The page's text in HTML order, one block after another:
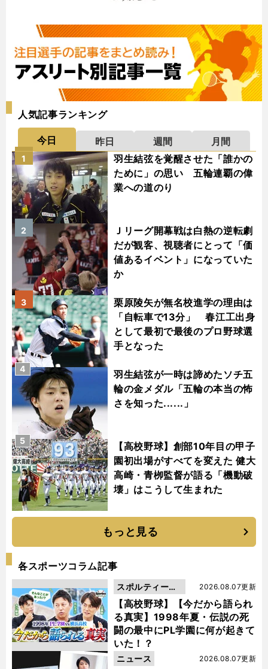
人気記事ランキング
今日 昨日 週間
月間
羽生結弦を覚醒させた「誰かの
ために」の思い 五輪連覇の偉
業への道のり
1
Ｊリーグ開幕戦は白熱の逆転劇
だが観客、視聴者にとって「価
値あるイベント」になっていた
か
2
栗原陵矢が無名校進学の理由は
「自転車で13分」 春江工出身
として最初で最後のプロ野球選
手となった
3
羽生結弦が一時は諦めたソチ五
輪の金メダル「五輪の本当の怖
さを知った......」
4
【高校野球】創部10年目の甲子
園初出場がすべてを変えた 健大
高崎・青栁監督が語る「機動破
壊」はこうして生まれた
5
もっと見る
各スポーツコラム記事
【高校野球】【今だから語られ
る真実】1998年夏・伝説の死
闘の最中にPL学園に何が起きて
いた！？
2026.08.07更新
スポルティーバ
動画
2026.08.07更新
ニュース